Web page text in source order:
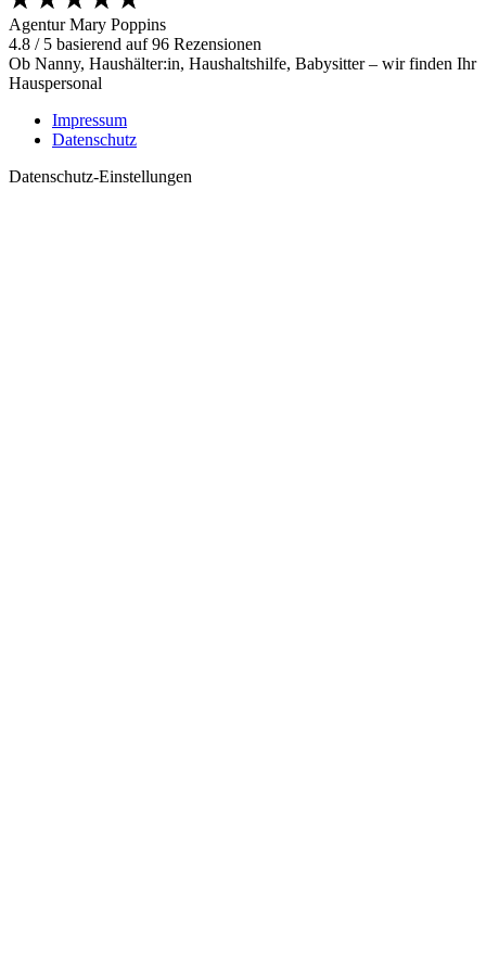
Agentur Mary Poppins
4.8 / 5 basierend auf96 Rezensionen
Ob Nanny, Haushälter:in, Haushaltshilfe, Babysitter – wir finden Ihr
Hauspersonal
Impressum
Datenschutz
Datenschutz-Einstellungen